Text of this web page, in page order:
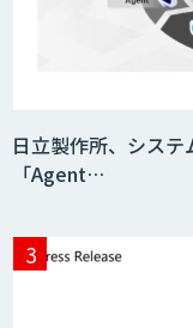
日立製作所、シス
「Agent…